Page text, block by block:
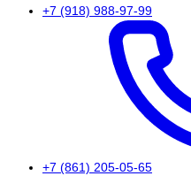
+7 (918) 988-97-99
+7 (861) 205-05-65